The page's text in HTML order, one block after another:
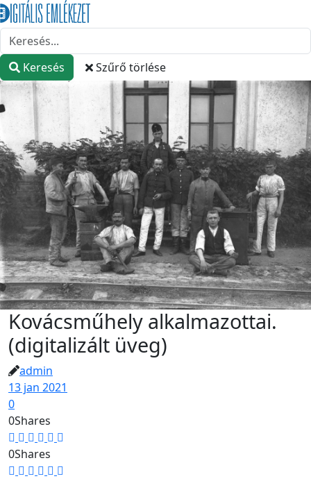
Keresés Szűrő törlése
Kovácsműhely alkalmazottai.
(digitalizált üveg)
admin
13 jan 2021
0
0Shares
0Shares